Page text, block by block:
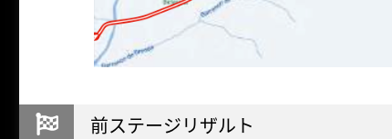
前ステージリザルト